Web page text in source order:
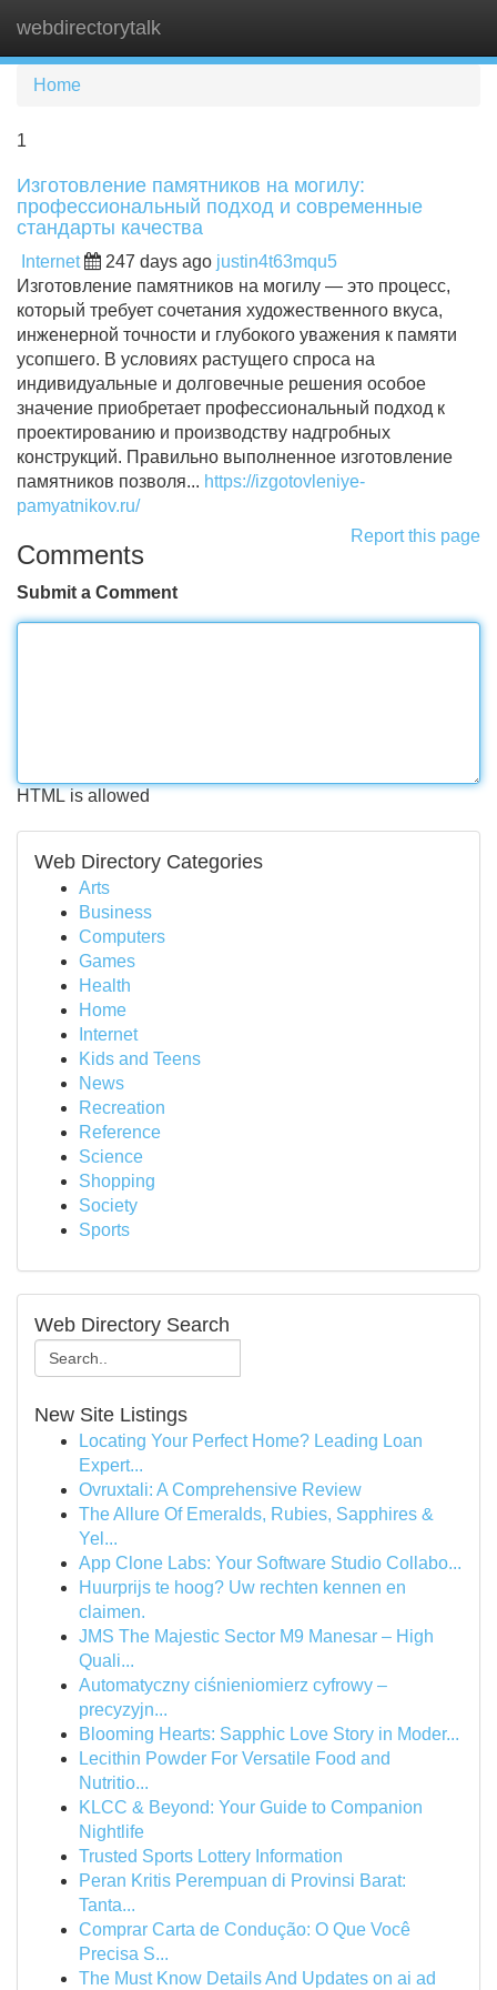
webdirectorytalk
Home
1
Изготовление памятников на могилу:
профессиональный подход и современные
стандарты качества
Internet 247 days ago justin4t63mqu5
Изготовление памятников на могилу — это процесс,
который требует сочетания художественного вкуса,
инженерной точности и глубокого уважения к памяти
усопшего. В условиях растущего спроса на
индивидуальные и долговечные решения особое
значение приобретает профессиональный подход к
проектированию и производству надгробных
конструкций. Правильно выполненное изготовление
памятников позволя... https://izgotovleniye-
pamyatnikov.ru/
Report this page
Comments
Submit a Comment
HTML is allowed
Web Directory Categories
Arts
Business
Computers
Games
Health
Home
Internet
Kids and Teens
News
Recreation
Reference
Science
Shopping
Society
Sports
Web Directory Search
New Site Listings
Locating Your Perfect Home? Leading Loan
Expert...
Ovruxtali: A Comprehensive Review
The Allure Of Emeralds, Rubies, Sapphires &
Yel...
App Clone Labs: Your Software Studio Collabo...
Huurprijs te hoog? Uw rechten kennen en
claimen.
JMS The Majestic Sector M9 Manesar – High
Quali...
Automatyczny ciśnieniomierz cyfrowy –
precyzyjn...
Blooming Hearts: Sapphic Love Story in Moder...
Lecithin Powder For Versatile Food and
Nutritio...
KLCC & Beyond: Your Guide to Companion
Nightlife
Trusted Sports Lottery Information
Peran Kritis Perempuan di Provinsi Barat:
Tanta...
Comprar Carta de Condução: O Que Você
Precisa S...
The Must Know Details And Updates on ai ad